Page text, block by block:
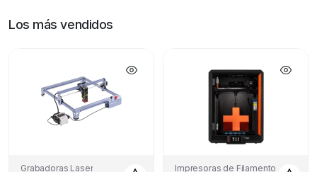
Los más vendidos
Grabadoras Laser Impresoras de Filamento